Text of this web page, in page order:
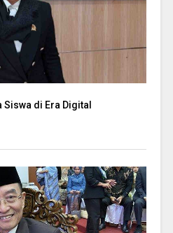
Siswa di Era Digital